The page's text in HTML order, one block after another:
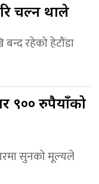
चल्न थाले
रहेको हेटौंडा
९०० रुपैयाँको
सुनको मूल्यले